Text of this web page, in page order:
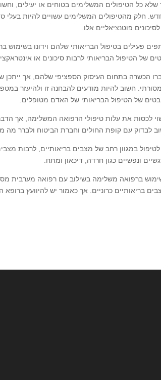
שלא כל הטיפולים המשלימים בטוחים או יעילים,
חלק מהטיפולים המשלימים עשויים להיות בעלי
פוטנציאליים אלו.
פעילים בטיפול הבריאותי שלהם וידונו
של הטיפול הבריאותי לרבות סיכונים או
הכשרה בתחום העיסוק הספציפי שלהם, אך ייתכן
חשוב להיות מודעים להבחנה זו ולהיעזר
של הטיפול הבריאותי של האדם מטופלים.
לכסות את עלות טיפולי הרפואה המשלימה, אך
לבדוק עם קופת החולים וחברת הביטוח ולברר מה
במגוון רחב של מצבים בריאותיים, לרבות מצבים
ונפשיים כגון חרדה, דיכאון ומתח.
ברפואה משלימה בשילוב עם רפואה מערבית
בריאותיים כרוניים. אך כאמור יש להיוועץ